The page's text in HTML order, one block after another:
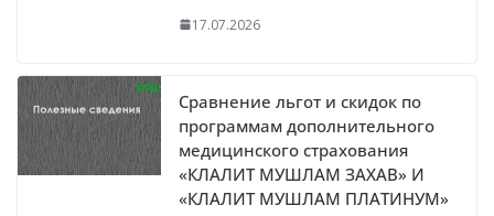
17.07.2026
Сравнение льгот и скидок по
программам дополнительного
медицинского страхования
«КЛАЛИТ МУШЛАМ ЗАХАВ» И
«КЛАЛИТ МУШЛАМ ПЛАТИНУМ»